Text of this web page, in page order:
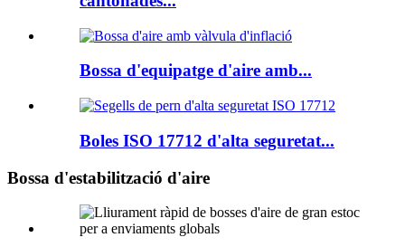
Bossa d'equipatge d'aire amb...
Boles ISO 17712 d'alta seguretat...
Bossa d'estabilització d'aire